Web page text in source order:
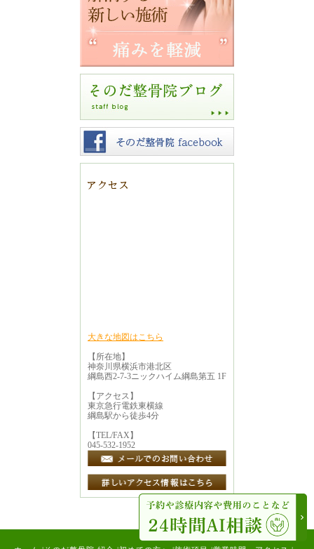
大きな地図はこちら
【所在地】
神奈川県横浜市港北区
綱島西2-7-3ニックハイム綱島第五 1F
【アクセス】
東京急行電鉄東横線
綱島駅から徒歩4分
【TEL/FAX】
045-532-1952